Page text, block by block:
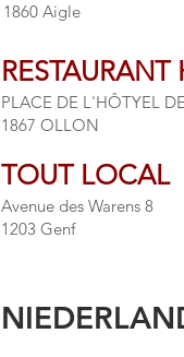
1860 Aigle
PLACE DE L'HÔTYEL
1867 OLLON
TOUT LOCAL
Avenue des Warens 8
1203 Genf